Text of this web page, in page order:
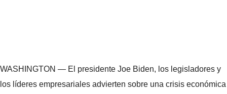
WASHINGTON — El presidente Joe Biden, los legisladores y
los líderes empresariales advierten sobre una crisis económica